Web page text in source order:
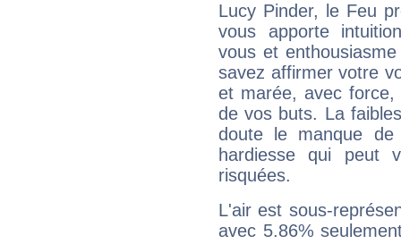
Lucy Pinder, le Feu
vous apporte
vous et
savez affirmer votre
et marée, avec
de vos buts. La
doute le manque
hardiesse qui peut
risquées.
L'air est sous-
avec 5.86%